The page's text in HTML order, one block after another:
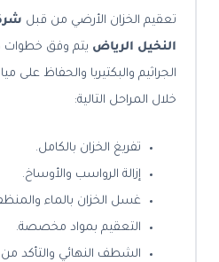
تعقيم الخزان الأرضي من قبل
النخيل الرياض يتم وفق خطوات
الجراثيم والبكتيريا والحفاظ
خلال المراحل التالية:
تفريغ الخزان بالكامل.
إزالة الرواسب والأوساخ.
غسل الخزان بالماء
التعقيم بمواد مخصصة.
الشطف النهائي والتأكد من